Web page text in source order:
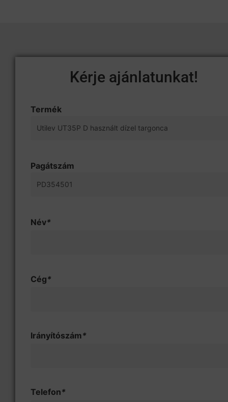
Kérje ajánlatunkat!
Termék
Pagátszám
Név*
Cég*
Irányítószám*
Telefon*